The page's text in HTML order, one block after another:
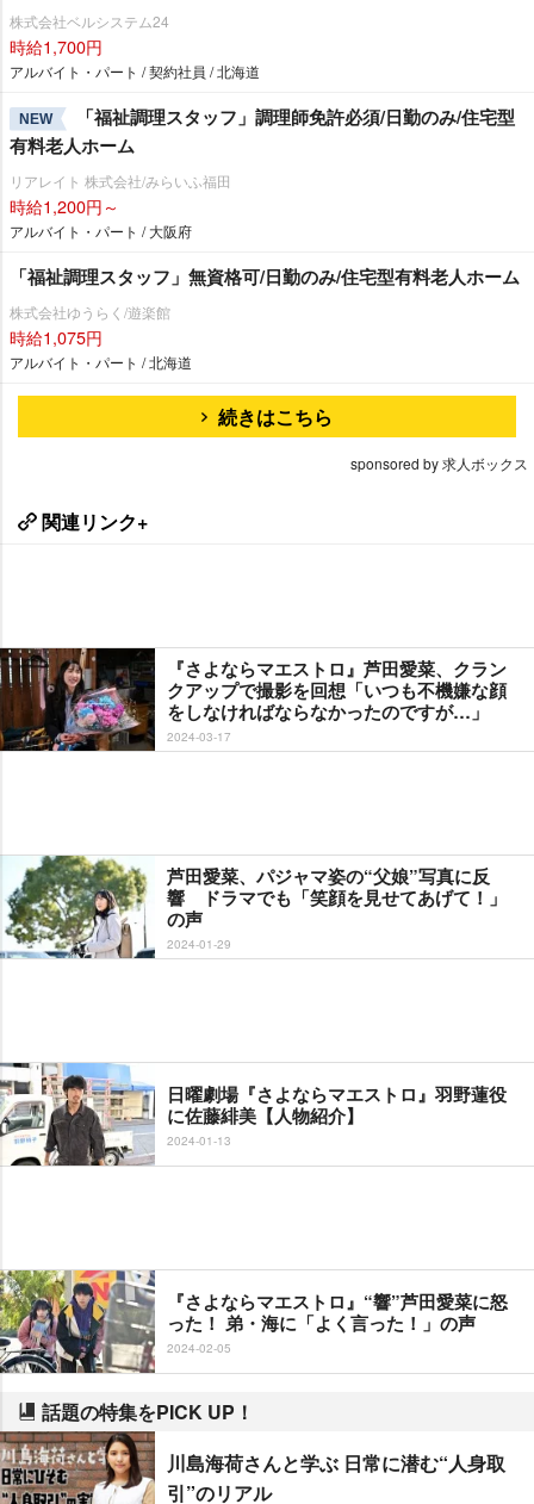
株式会社ベルシステム24
時給1,700円
アルバイト・パート / 契約社員 / 北海道
NEW
「福祉調理スタッフ」調理師免許必須/日勤のみ/住宅型
有料老人ホーム
リアレイト 株式会社/みらいふ福田
時給1,200円～
アルバイト・パート / 大阪府
「福祉調理スタッフ」無資格可/日勤のみ/住宅型有料老人ホーム
株式会社ゆうらく/遊楽館
時給1,075円
アルバイト・パート / 北海道
続きはこちら
sponsored by 求人ボックス
関連リンク+
『さよならマエストロ』芦田愛菜、クラン
クアップで撮影を回想「いつも不機嫌な顔
をしなければならなかったのですが…」
2024-03-17
芦田愛菜、パジャマ姿の“父娘”写真に反
響 ドラマでも「笑顔を見せてあげて！」
の声
2024-01-29
日曜劇場『さよならマエストロ』羽野蓮役
に佐藤緋美【人物紹介】
2024-01-13
『さよならマエストロ』“響”芦田愛菜に怒
った！ 弟・海に「よく言った！」の声
2024-02-05
話題の特集をPICK UP！
川島海荷さんと学ぶ 日常に潜む“人身取
引”のリアル